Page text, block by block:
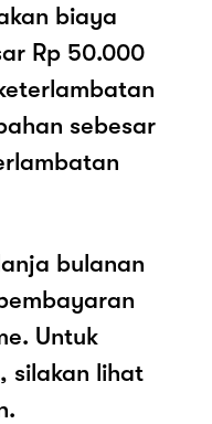
biaya
Rp 50.000
sebesar
bulanan
Untuk
silakan lihat